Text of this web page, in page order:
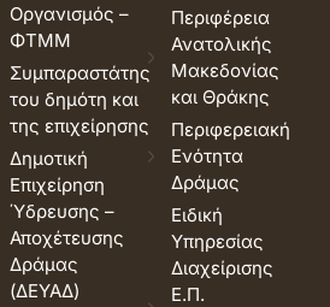
Οργανισμός –
ΦΤΜΜ
Συμπαραστάτης
του δημότη και
της επιχείρησης
Δημοτική
Επιχείρηση
Ύδρευσης –
Αποχέτευσης
Δράμας
(ΔΕΥΑΔ)
Περιφέρεια
Ανατολικής
Μακεδονίας
και Θράκης
Περιφερειακή
Ενότητα
Δράμας
Ειδική
Υπηρεσίας
Διαχείρισης
Ε.Π.